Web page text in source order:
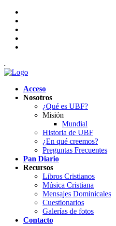
.
Acceso
Nosotros
¿Qué es UBF?
Misión
Mundial
Historia de UBF
¿En qué creemos?
Preguntas Frecuentes
Pan Diario
Recursos
Libros Cristianos
Música Cristiana
Mensajes Dominicales
Cuestionarios
Galerías de fotos
Contacto